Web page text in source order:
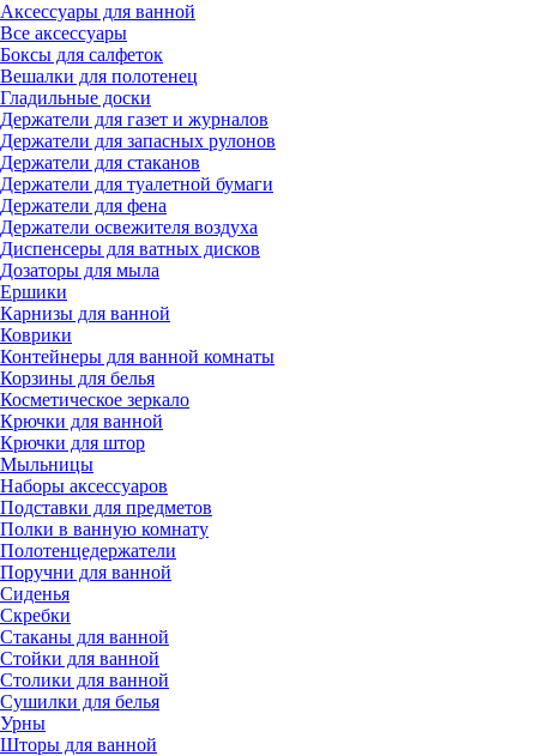
Аксессуары для ванной
Все аксессуары
Боксы для салфеток
Вешалки для полотенец
Гладильные доски
Держатели для газет и журналов
Держатели для запасных рулонов
Держатели для стаканов
Держатели для туалетной бумаги
Держатели для фена
Держатели освежителя воздуха
Диспенсеры для ватных дисков
Дозаторы для мыла
Ершики
Карнизы для ванной
Коврики
Контейнеры для ванной комнаты
Корзины для белья
Косметическое зеркало
Крючки для ванной
Крючки для штор
Мыльницы
Наборы аксессуаров
Подставки для предметов
Полки в ванную комнату
Полотенцедержатели
Поручни для ванной
Сиденья
Скребки
Стаканы для ванной
Стойки для ванной
Столики для ванной
Сушилки для белья
Урны
Шторы для ванной